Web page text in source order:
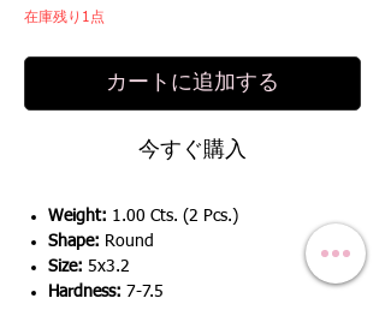
在庫残り1点
カートに追加する
今すぐ購入
Weight: 1.00 Cts. (2 Pcs.)
Shape: Round
Size: 5x3.2
Hardness: 7-7.5